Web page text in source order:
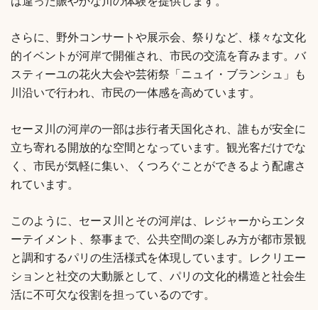
さらに、野外コンサートや展示会、祭りなど、様々な文化
的イベントが河岸で開催され、市民の交流を育みます。バ
スティーユの花火大会や芸術祭「ニュイ・ブランシュ」も
川沿いで行われ、市民の一体感を高めています。
セーヌ川の河岸の一部は歩行者天国化され、誰もが安全に
立ち寄れる開放的な空間となっています。観光客だけでな
く、市民が気軽に集い、くつろぐことができるよう配慮さ
れています。
このように、セーヌ川とその河岸は、レジャーからエンタ
ーテイメント、祭事まで、公共空間の楽しみ方が都市景観
と調和するパリの生活様式を体現しています。レクリエー
ションと社交の大動脈として、パリの文化的構造と社会生
活に不可欠な役割を担っているのです。